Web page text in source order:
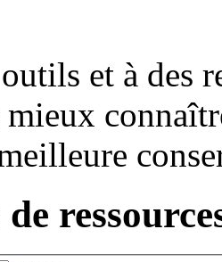
et à des
mieux